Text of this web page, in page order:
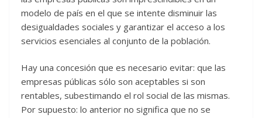
modelo de país en el que se intente disminuir las
desigualdades sociales y garantizar el acceso a los
servicios esenciales al conjunto de la población.
Hay una concesión que es necesario evitar: que las
empresas públicas sólo son aceptables si son
rentables, subestimando el rol social de las mismas.
Por supuesto: lo anterior no significa que no se